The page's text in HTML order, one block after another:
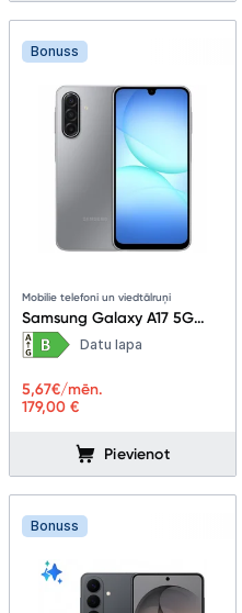
Bonuss
Mobilie telefoni un viedtālruņi
Samsung Galaxy A17 5G
4+128GB Gray
Datu lapa
179,00 €
5,67€/mēn.
Pievienot
Bonuss